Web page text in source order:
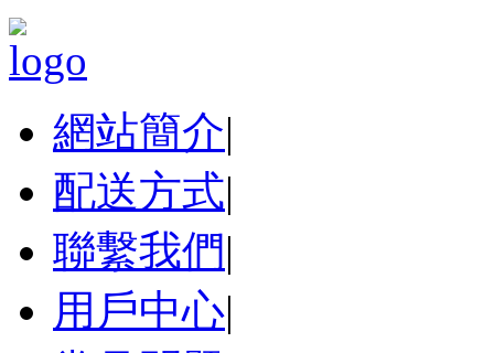
網站簡介|
配送方式|
聯繫我們|
用戶中心|